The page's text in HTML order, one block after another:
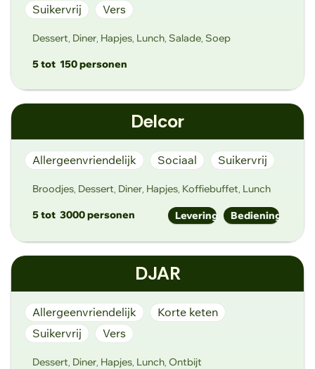
Suikervrij
Vers
Dessert Diner Hapjes Lunch Salade Soep
5 tot 150 personen
https://degroenewaaier.be
Schoonmeersstraat 25, 9000 Gent
Delcor
Allergeenvriendelijk Sociaal Suikervrij
Broodjes Dessert Diner Hapjes Koffiebuffet Lunch
5 tot 3000 personen Bediening
Levering
http://www.delcor.be
Bilksken 21, 9920 Lievegem
DJAR
Allergeenvriendelijk
Korte keten
Suikervrij
Vers
Dessert Diner Hapjes Lunch Ontbijt